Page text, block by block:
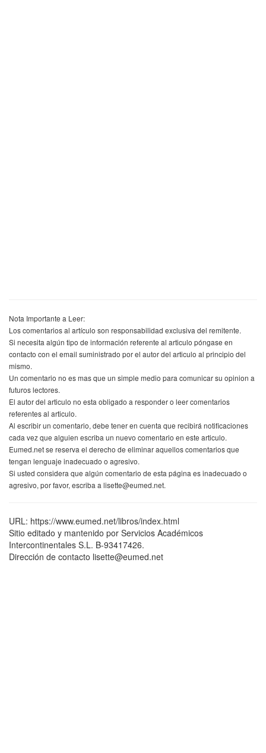
Nota Importante a Leer:
Los comentarios al artículo son responsabilidad exclusiva del remitente.
Si necesita algún tipo de información referente al articulo póngase en
contacto con el email suministrado por el autor del articulo al principio del
mismo.
Un comentario no es mas que un simple medio para comunicar su opinion a
futuros lectores.
El autor del articulo no esta obligado a responder o leer comentarios
referentes al articulo.
Al escribir un comentario, debe tener en cuenta que recibirá notificaciones
cada vez que alguien escriba un nuevo comentario en este articulo.
Eumed.net se reserva el derecho de eliminar aquellos comentarios que
tengan lenguaje inadecuado o agresivo.
Si usted considera que algún comentario de esta página es inadecuado o
agresivo, por favor, escriba a lisette@eumed.net.
URL: https://www.eumed.net/libros/index.html
Sitio editado y mantenido por Servicios Académicos
Intercontinentales S.L. B-93417426.
Dirección de contacto lisette@eumed.net